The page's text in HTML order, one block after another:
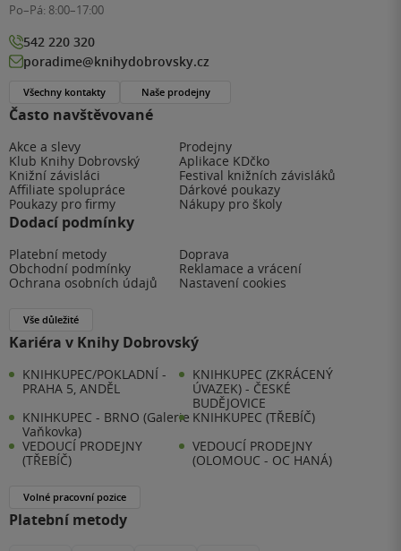
Často navštěvované
Akce a slevy
Prodejny
Klub Knihy Dobrovský
Aplikace KDčko
Knižní závisláci
Festival knižních závisláků
Affiliate spolupráce
Dárkové poukazy
Poukazy pro firmy
Nákupy pro školy
Dodací podmínky
Platební metody
Doprava
Obchodní podmínky
Reklamace a vrácení
Ochrana osobních údajů
Nastavení cookies
Vše důležité
Kariéra v Knihy Dobrovský
KNIHKUPEC/POKLADNÍ -
PRAHA 5, ANDĚL
KNIHKUPEC (ZKRÁCENÝ
ÚVAZEK) - ČESKÉ
BUDĚJOVICE
KNIHKUPEC - BRNO (Galerie
Vaňkovka)
KNIHKUPEC (TŘEBÍČ)
VEDOUCÍ PRODEJNY
(TŘEBÍČ)
VEDOUCÍ PRODEJNY
(OLOMOUC - OC HANÁ)
Volné pracovní pozice
Platební metody
Po–Pá: 8:00–17:00
542 220 320
poradime@knihydobrovsky.cz
Všechny kontakty Naše prodejny